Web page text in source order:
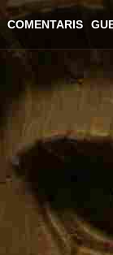
COMENTARIS